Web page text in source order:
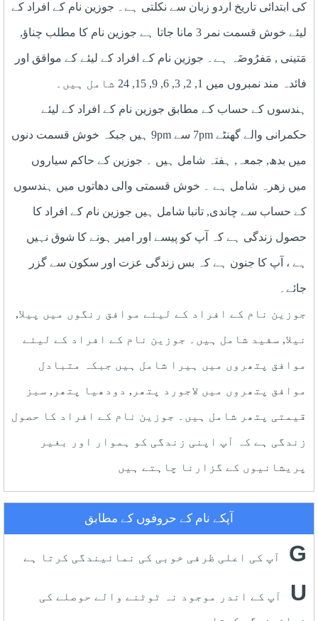
کی ابتدائی تاریخ اردو زبان سے نکلتی ہے۔ جوزين نام کے افراد کے
لیئے خوش قسمت نمر 3 مانا جاتا ہے جوزين نام کا مطلب چناﺅ,
مَتينی , مَفرُوضَہ ہے۔ جوزين نام کے افراد کے لیئے کے مواقق اور
فائدہ مند نمبروں میں 1, 2, 3, 6, 9, 15, 24 شامل ہیں۔
ہندسوں کے حساب کے مطابق جوزين نام کے افراد کے لیئے
حکمرانی والے گھنٹے 7pm سے 9pm ہیں جبکہ خوش قسمت دنوں
میں بدھ, جمعہ, ہفتہ شامل ہیں ۔ جوزين کے حاکم سیاروں
میں زھرہ شامل ہے ۔ خوش قسمتی والی دھاتوں میں ہندسوں
کے حساب سے چاندی, تانبا شامل ہیں جوزين نام کے افراد کا
حصول زندگی ہے کہ آپ کو پیسے اور امیر ہونے کا شوق نہیں
ہے ، آپ کا جنون ہے کہ بس زندگی عزت اور سکون سے گزر
جائے۔
جوزين نام کے افراد کے لیئے موافق رنگوں میں پیلا,
نیلا, سفید شامل ہیں۔ جوزين نام کے افراد کے لیئے
موافق پتھروں میں ہیرا شامل ہیں جبکہ متبادل
موافق پتھروں میں لاجورد پتھر, دودھیا پتھر, سبز
قیمتی پتھر شامل ہیں۔ جوزين نام کے افراد کا حصول
زندگی ہے کہ آپ اپنی زندگی کو ہموار اور بغیر
پریشانیوں کے گزارنا چاہتے ہیں
آپکے نام کے حروفوں کے مطابق
G آپ کی اعلی ظرفی خوبی کی نمائیندگی کرتا ہے
U
آپ کے اندر موجود نہ ٹوٹنے والے حوصلے کی